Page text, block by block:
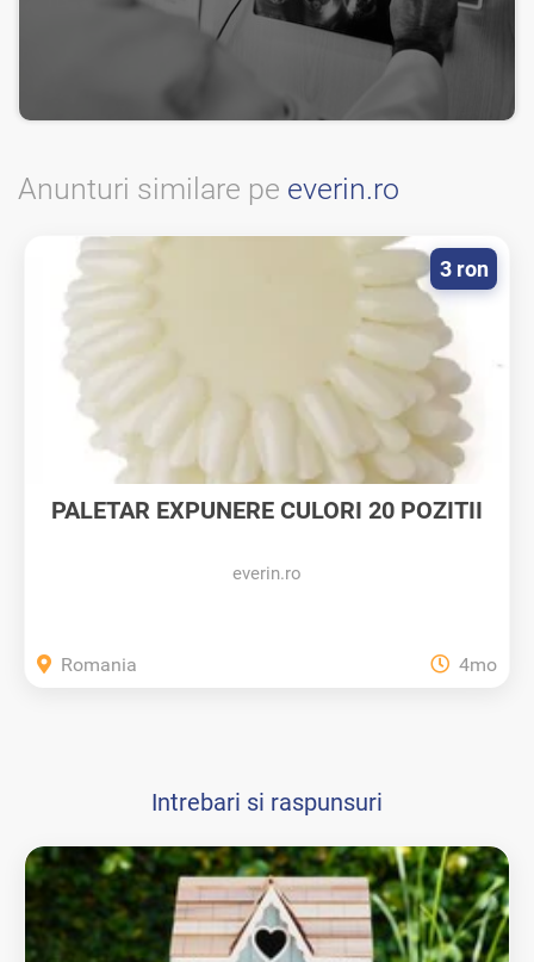
Anunturi similare pe everin.ro
PALETAR EXPUNERE CULORI 20 POZITII
everin.ro
3 ron
Romania 4mo
Intrebari si raspunsuri